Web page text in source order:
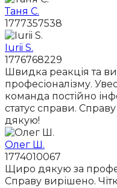
Таня С.
1777357538
Iurii S.
1776768229
Швидка реакція та
професіоналізму.
команда постійно
статус справи.
дякую!
Олег Ш.
1774010067
Щиро дякую за
Справу вирішено.